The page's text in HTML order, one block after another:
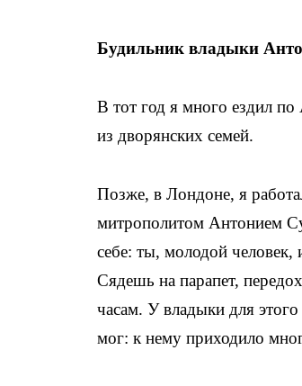
Будильник владыки
В тот год я много ездил
из дворянских семей.
Позже, в Лондоне, я
митрополитом Антонием
себе: ты, молодой человек,
Сядешь на парапет,
часам. У владыки для
мог: к нему приходило